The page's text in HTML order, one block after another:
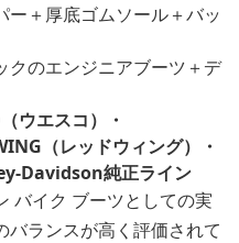
＋厚底ゴムソール＋バッ
クのエンジニアブーツ＋デ
ウエスコ）・
（レッドウィング）・
Davidson純正ライン
バイク ブーツとしての実
ランスが高く評価されて